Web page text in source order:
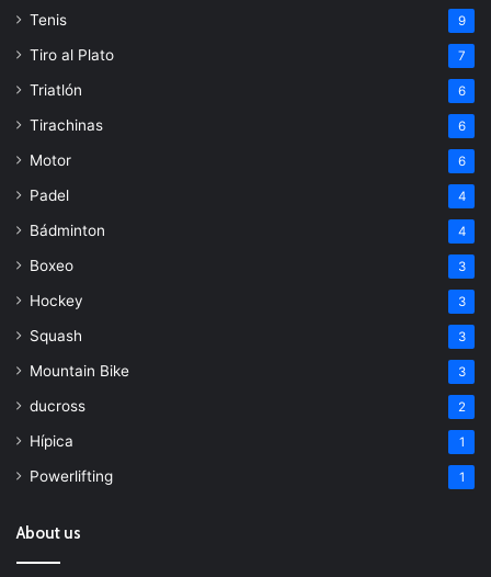
Tenis 9
Tiro al Plato 7
Triatlón 6
Tirachinas 6
Motor 6
Padel 4
Bádminton 4
Boxeo 3
Hockey 3
Squash 3
Mountain Bike 3
ducross 2
Hípica 1
Powerlifting 1
About us